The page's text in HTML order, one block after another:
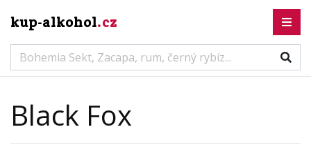
kup-alkohol.cz
Black Fox